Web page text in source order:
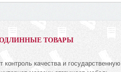
ТОВАРЫ
контроль качества и государственную
0%
Полка